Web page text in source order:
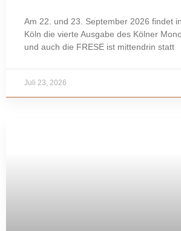
Am 22. und 23. September 2026 findet
Köln die vierte Ausgabe des Kölner
und auch die FRESE ist mittendrin statt
Juli 23, 2026